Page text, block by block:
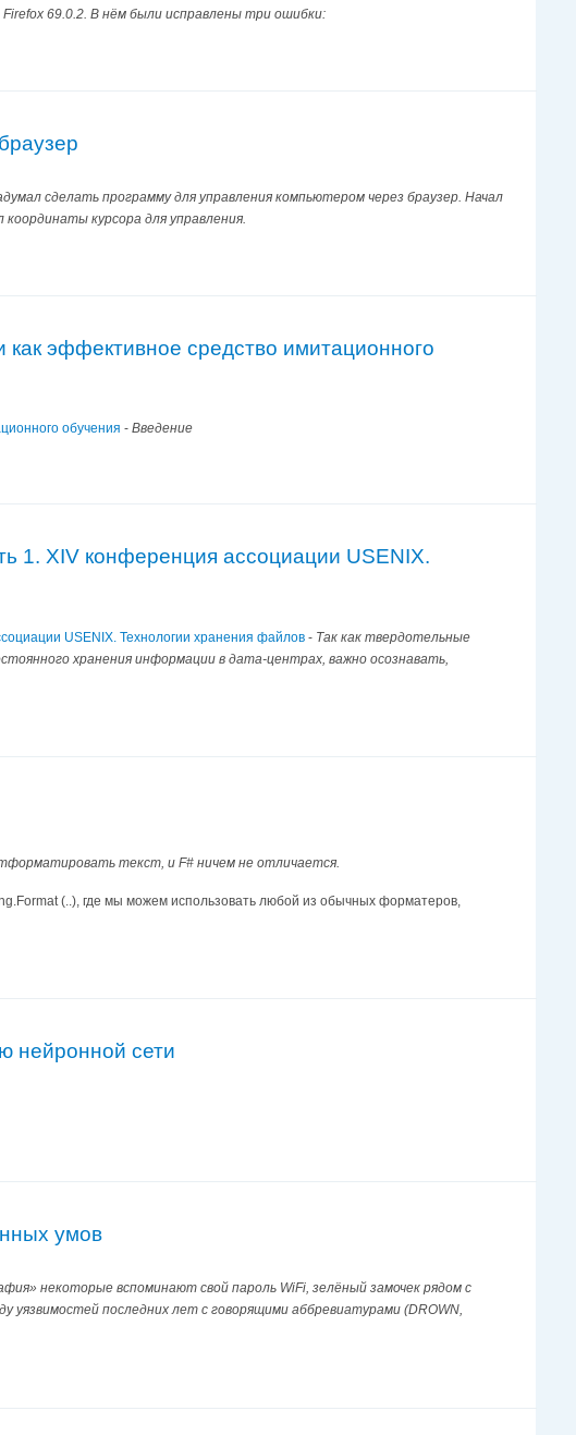
69.0.2. В нём были исправлены три ошибки:
сделать программу для управления компьютером через браузер. Начал
курсора для управления.
эффективное средство имитационного
обучения - Введение
1. XIV конференция ассоциации USENIX.
USENIX. Технологии хранения файлов - Так как твердотельные
хранения информации в дата-центрах, важно осознавать,
текст, и F# ничем не отличается.
(..), где мы можем использовать любой из обычных форматеров,
нейронной сети
умов
некоторые вспоминают свой пароль WiFi, зелёный замочек рядом с
уязвимостей последних лет с говорящими аббревиатурами (DROWN,